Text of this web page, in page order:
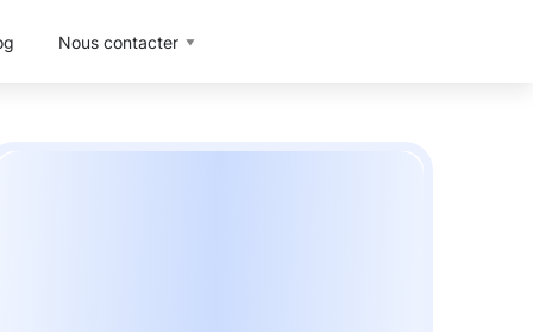
Nous contacter